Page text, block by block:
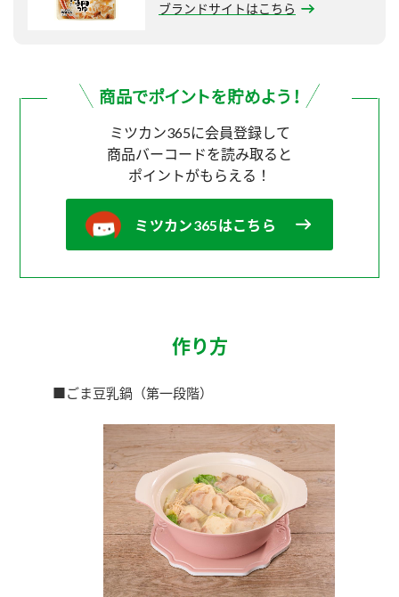
ブランドサイトはこちら
ミツカン365に会員登録して
商品バーコードを読み取ると
ポイントがもらえる！
ミツカン365はこちら
作り方
■ごま豆乳鍋（第一段階）